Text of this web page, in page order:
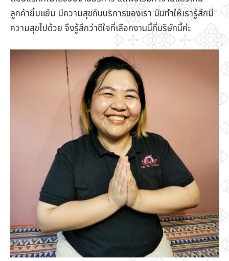
ลูกค้ายิ้มแย้ม มีความสุขกับบริการของเรา มันทำให้เรารู้สึกมี
ความสุขไปด้วย จึงรู้สึกว่าดีใจที่เลือกงานนี้ที่บริษัทนี้ค่ะ